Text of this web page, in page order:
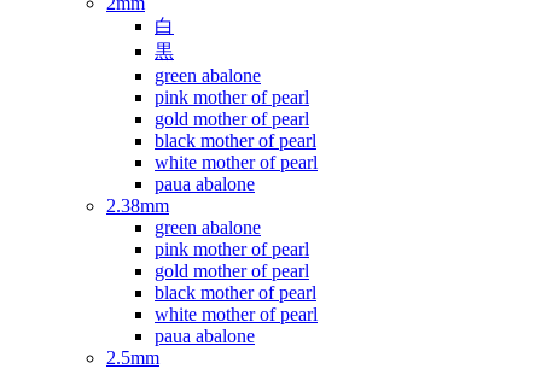
白
黒
green abalone
pink mother of pearl
gold mother of pearl
black mother of pearl
white mother of pearl
paua abalone
2.38mm
green abalone
pink mother of pearl
gold mother of pearl
black mother of pearl
white mother of pearl
paua abalone
2.5mm